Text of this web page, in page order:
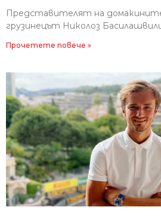
Представителят на
грузинецът Николоз
Прочетете повече »